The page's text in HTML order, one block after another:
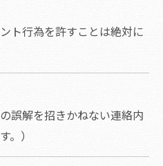
ト行為を許すことは絶対に
誤解を招きかねない連絡内
。）